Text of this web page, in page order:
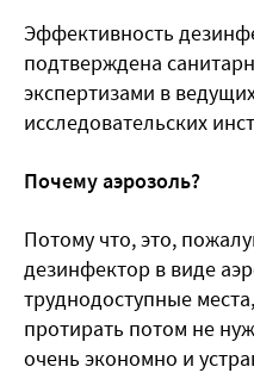
Эффективность
подтверждена
экспертизами в
исследовательских
Почему аэрозоль?
Потому что, это,
дезинфектор в виде
труднодоступные
протирать потом не
очень экономно и